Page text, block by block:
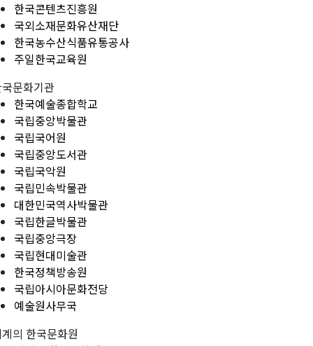
한국콘텐츠진흥원
국외소재문화유산재단
한국농수산식품유통공사
주일한국교육원
문화기관
한국예술종합학교
국립중앙박물관
국립국어원
국립중앙도서관
국립국악원
국립민속박물관
대한민국역사박물관
국립한글박물관
국립중앙극장
국립현대미술관
한국정책방송원
국립아시아문화전당
예술원사무국
의 한국문화원